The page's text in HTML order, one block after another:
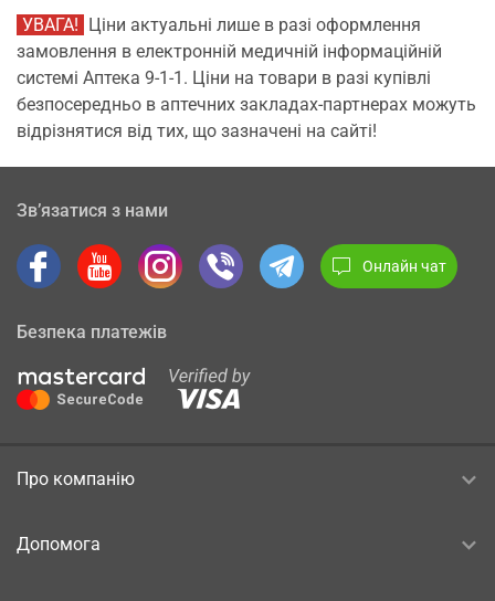
УВАГА! Ціни актуальні лише в разі оформлення
замовлення в електронній медичній інформаційній
системі Аптека 9-1-1. Ціни на товари в разі купівлі
безпосередньо в аптечних закладах-партнерах можуть
відрізнятися від тих, що зазначені на сайті!
Зв’язатися з нами
Онлайн чат
Безпека платежів
Про компанію
Допомога